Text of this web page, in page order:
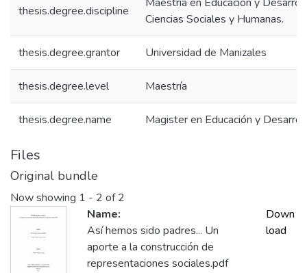
thesis.degree.discipline
Ciencias Sociales y Humanas.
thesis.degree.grantor Universidad de Manizales
thesis.degree.level Maestría
thesis.degree.name Magister en Educación y
Files
Original bundle
Now showing 1 - 2 of 2
Name:
Así hemos sido padres... Un
aporte a la construcción de
representaciones sociales.pdf
Down
load